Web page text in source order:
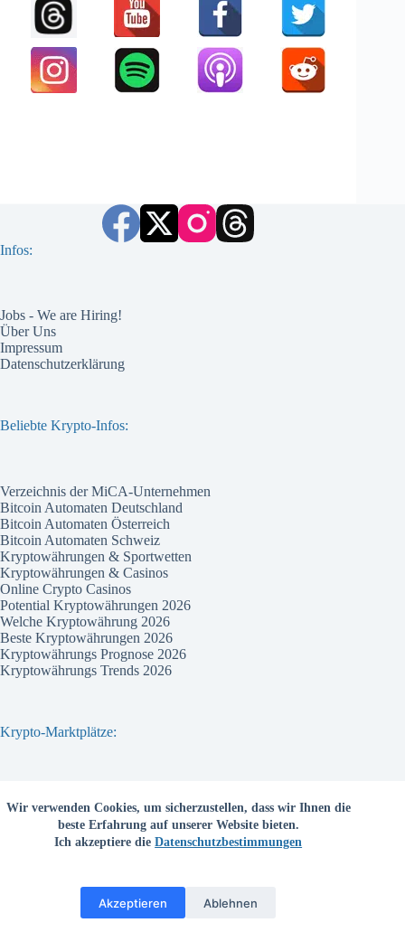
Wir verwenden Cookies, um sicherzustellen, dass wir Ihnen die
beste Erfahrung auf unserer Website bieten.
Ich akzeptiere dieDatenschutzbestimmungen
Akzeptieren Ablehnen
Infos:
Jobs - We are Hiring!
Über Uns
Impressum
Datenschutzerklärung
Beliebte Krypto-Infos:
Verzeichnis der MiCA-Unternehmen
Bitcoin Automaten Deutschland
Bitcoin Automaten Österreich
Bitcoin Automaten Schweiz
Kryptowährungen & Sportwetten
Kryptowährungen & Casinos
Online Crypto Casinos
Potential Kryptowährungen 2026
Welche Kryptowährung 2026
Beste Kryptowährungen 2026
Kryptowährungs Prognose 2026
Kryptowährungs Trends 2026
Krypto-Marktplätze:
Bitpanda
Bitcoin.de
Deutschsprachige Kryptobörsen